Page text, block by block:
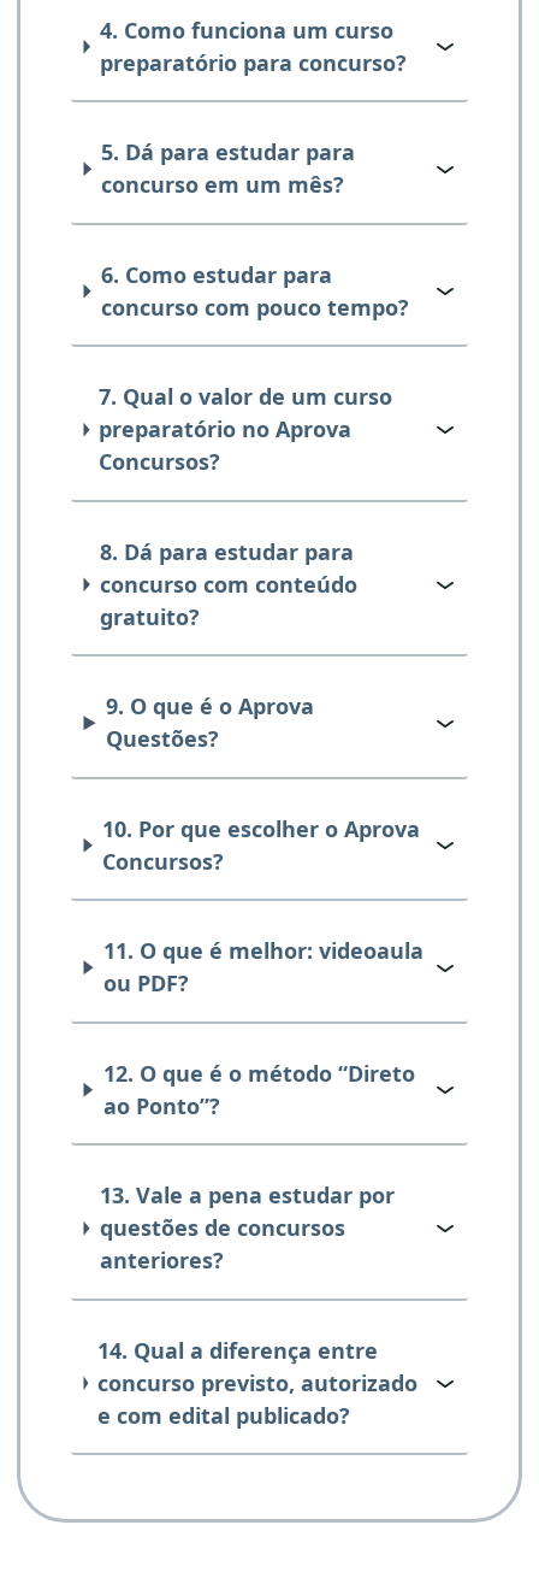
4. Como funciona um curso
preparatório para concurso?
5. Dá para estudar para
concurso em um mês?
6. Como estudar para
concurso com pouco tempo?
7. Qual o valor de um curso
preparatório no Aprova
Concursos?
8. Dá para estudar para
concurso com conteúdo
gratuito?
9. O que é o Aprova
Questões?
10. Por que escolher o Aprova
Concursos?
11. O que é melhor: videoaula
ou PDF?
12. O que é o método “Direto
ao Ponto”?
13. Vale a pena estudar por
questões de concursos
anteriores?
14. Qual a diferença entre
concurso previsto, autorizado
e com edital publicado?